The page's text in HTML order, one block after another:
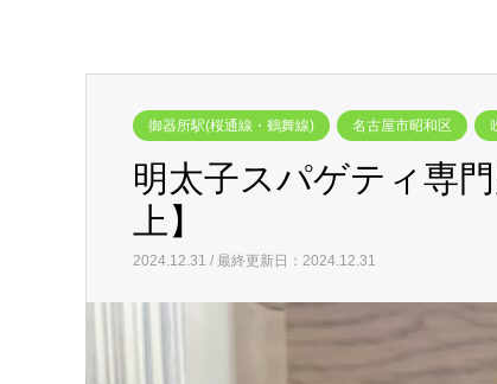
御器所駅(桜通線・鶴舞線) 名古屋市昭和区
明太子スパゲティ専
上】
2024.12.31 / 最終更新日：2024.12.31